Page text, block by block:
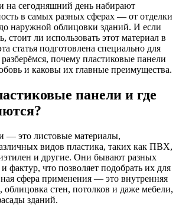
на сегодняшний день набирают
в самых разных сферах — от отделки
наружной облицовки зданий. И если
стоит ли использовать этот материал в
статья подготовлена специально для
почему пластиковые панели
и каковы их главные преимущества.
панели и где
— это листовые материалы,
видов пластика, таких как ПВХ,
и другие. Они бывают разных
фактур, что позволяет подобрать их для
сфера применения — это внутренняя
стен, потолков и даже мебели,
зданий.